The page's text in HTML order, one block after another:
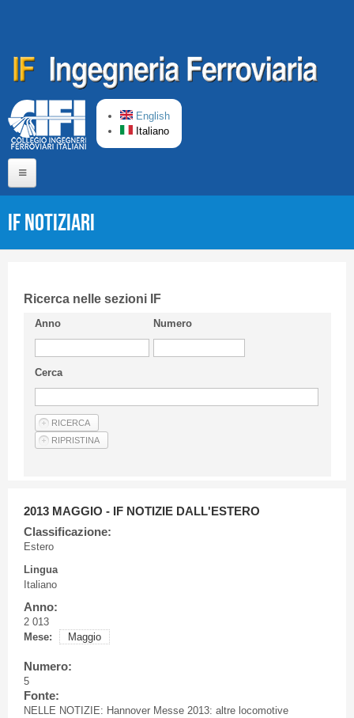
English
Italiano
CIFI in breve
Linee Guida
Privacy Policy
Articoli
IF Notiziari
Ricerca nelle sezioni IF
Anno Numero
Cerca
2013 MAGGIO - IF NOTIZIE DALL'ESTERO
Classificazione:
Estero
Lingua
Italiano
Anno:
2 013
Mese:
Maggio
Numero:
5
Fonte:
NELLE NOTIZIE: Hannover Messe 2013: altre locomotive